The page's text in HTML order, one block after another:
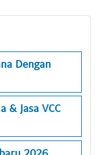
Dengan
& Jasa VCC